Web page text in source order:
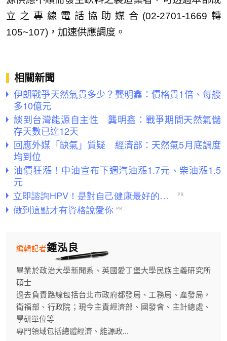
立之專線電話協助媒合(02-2701-1669轉
105~107)，加速供應調度。
相關新聞
伊朗戰爭天然氣貴多少？龔明鑫：價格貴1倍、每艘
多10億元
談到台灣能源自主性 龔明鑫：戰爭期間天然氣儲
存天數已達12天
回應外媒「缺氣」質疑 經濟部：天然氣5月底調度
均到位
油價狂漲！中油宣布下週汽油漲1.7元、柴油漲1.5
元
鍾泓良
編輯記者
畢業於政治大學新聞系、英國愛丁堡大學民族主義研究所
碩士
過去負責路線包括台北市政府都發局、工務局、產發局，
衛福部、行政院；現今主責經濟部、國發會、主計總處、
學研單位等
專門領域包括總體經濟、能源政...